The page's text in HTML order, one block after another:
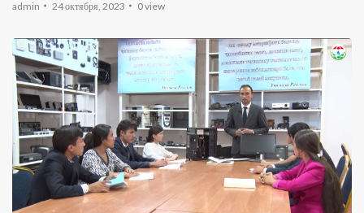
admin 24 октября, 2023 0view